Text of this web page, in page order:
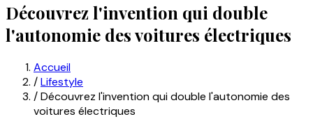
Découvrez l'invention qui double
l'autonomie des voitures électriques
Accueil
/Lifestyle
/Découvrez l'invention qui double l'autonomie des
voitures électriques